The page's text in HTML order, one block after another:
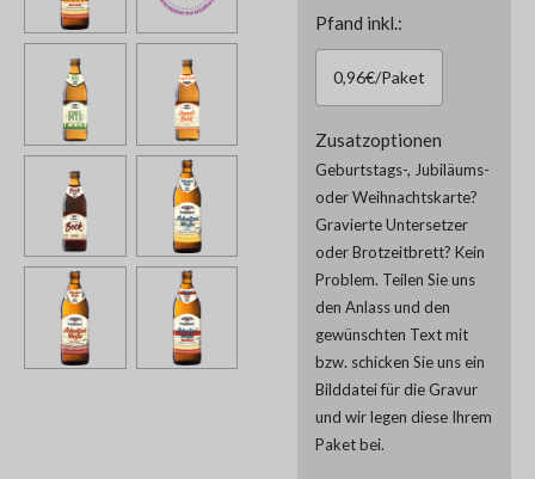
Pfand inkl.:
0,96€/Paket
Zusatzoptionen
Geburtstags-, Jubiläums-
oder Weihnachtskarte?
Gravierte Untersetzer
oder Brotzeitbrett? Kein
Problem. Teilen Sie uns
den Anlass und den
gewünschten Text mit
bzw. schicken Sie uns ein
Bilddatei für die Gravur
und wir legen diese Ihrem
Paket bei.